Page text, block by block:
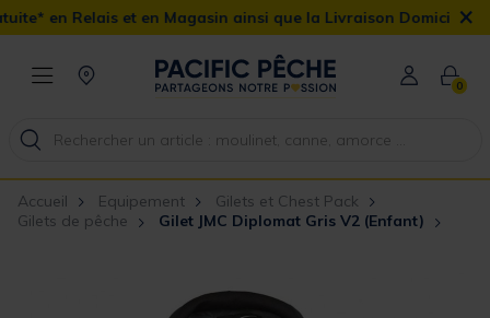
et en Magasin ainsi que la Livraison Domicile offerte dès 90€
×
0
Accueil Equipement
Gilets et Chest Pack
Gilets de pêche
Gilet JMC Diplomat Gris V2 (Enfant)